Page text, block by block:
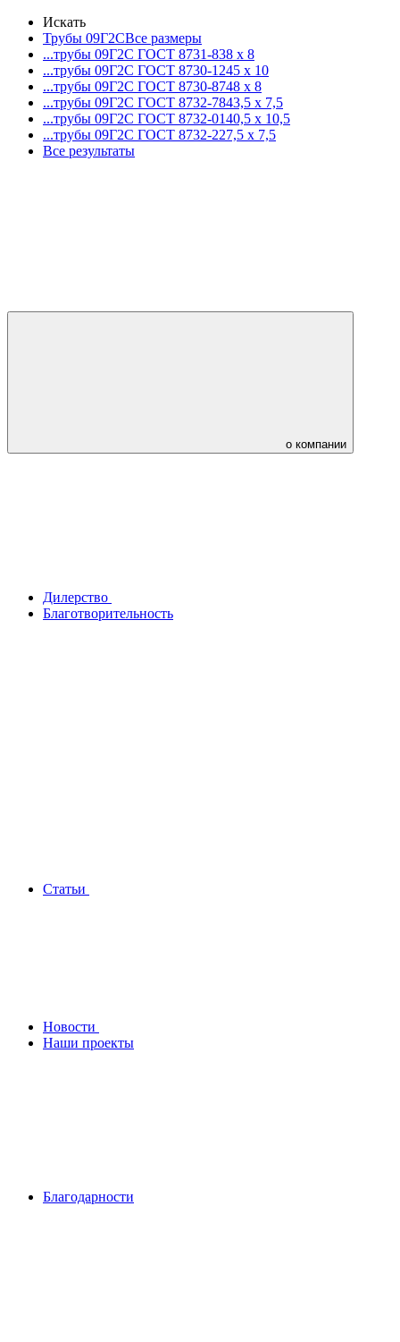
Искать
Трубы 09Г2СВсе размеры
...трубы 09Г2С ГОСТ 8731-838 x 8
...трубы 09Г2С ГОСТ 8730-1245 x 10
...трубы 09Г2С ГОСТ 8730-8748 x 8
...трубы 09Г2С ГОСТ 8732-7843,5 x 7,5
...трубы 09Г2С ГОСТ 8732-0140,5 x 10,5
...трубы 09Г2С ГОСТ 8732-227,5 x 7,5
Все результаты
о компании
Дилерство
Благотворительность
Статьи
Новости
Наши проекты
Благодарности